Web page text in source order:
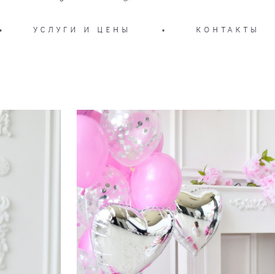
• УСЛУГИ И ЦЕНЫ • КОНТАКТЫ